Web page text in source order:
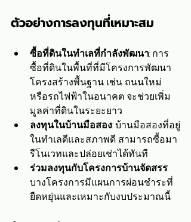
ตัวอย่างการลงทุนที่เหมาะสม
ซื้อที่ดินในทำเลที่กำลังพัฒนา: การ
ซื้อที่ดินในพื้นที่ที่มีโครงการพัฒนา
โครงสร้างพื้นฐาน เช่น ถนนใหม่
หรือรถไฟฟ้าในอนาคต จะช่วยเพิ่ม
มูลค่าที่ดินในระยะยาว
ลงทุนในบ้านมือสอง: บ้านมือสองที่อยู่
ในทำเลดีและสภาพดี สามารถซื้อมา
รีโนเวทและปล่อยเช่าได้ทันที
ร่วมลงทุนกับโครงการบ้านจัดสรร:
บางโครงการมีแผนการผ่อนชำระที่
ยืดหยุ่นและเหมาะกับงบประมาณนี้